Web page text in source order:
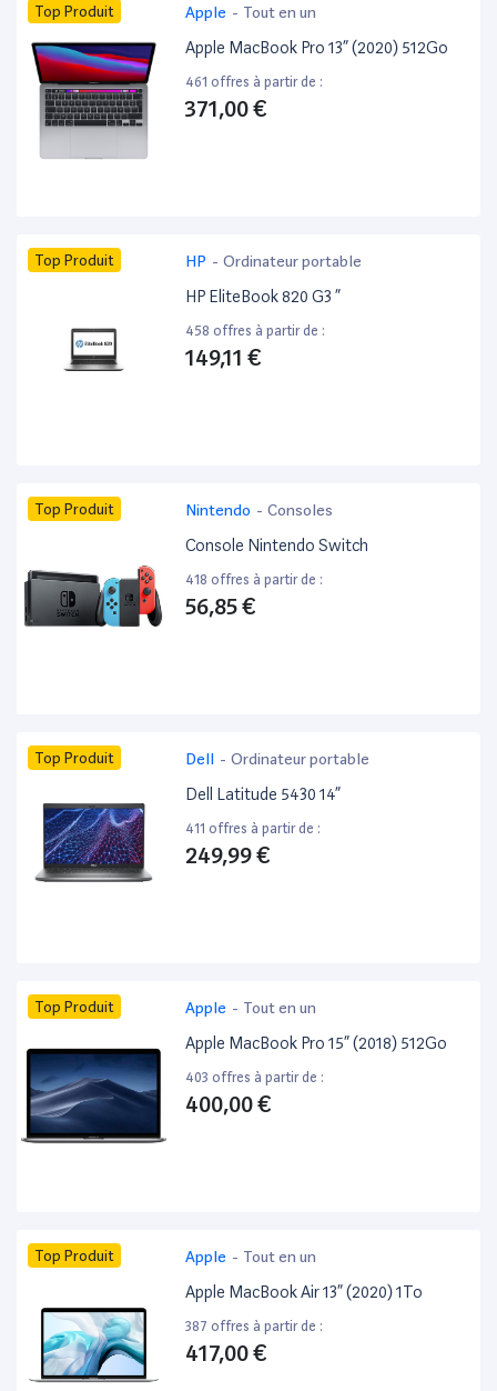
Top Produit Apple - Tout en un
Apple MacBook Pro 13” (2020) 512Go
461 offres à partir de :
371,00 €
Top Produit HP - Ordinateur portable
HP EliteBook 820 G3 ”
458 offres à partir de :
149,11 €
Top Produit Nintendo - Consoles
Console Nintendo Switch
418 offres à partir de :
56,85 €
Top Produit Dell - Ordinateur portable
Dell Latitude 5430 14”
411 offres à partir de :
249,99 €
Top Produit Apple - Tout en un
Apple MacBook Pro 15” (2018) 512Go
403 offres à partir de :
400,00 €
Top Produit Apple - Tout en un
Apple MacBook Air 13” (2020) 1To
387 offres à partir de :
417,00 €